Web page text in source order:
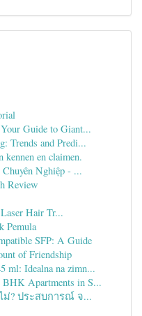
Guide to Giant...
Trends and Predi...
en claimen.
Nghiệp - ...
Review
Hair Tr...
Pemula
SFP: A Guide
of Friendship
ml: Idealna na zimn...
BHK Apartments in S...
ม่? ประสบการณ์ จ...